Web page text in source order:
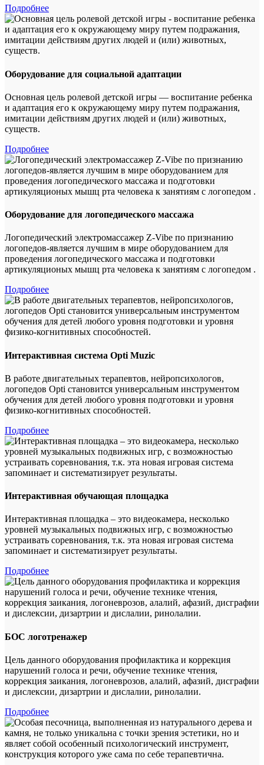
Подробнее
Оборудование для социальной адаптации
Основная цель ролевой детской игры — воспитание ребенка
и адаптация его к окружающему миру путем подражания,
имитации действиям других людей и (или) животных,
существ.
Подробнее
Оборудование для логопедического массажа
Логопедический электромассажер Z-Vibe по признанию
логопедов-является лучшим в мире оборудованием для
проведения логопедического массажа и подготовки
артикуляционых мышц рта человека к занятиям с логопедом .
Подробнее
Интерактивная система Opti Muzic
В работе двигательных терапевтов, нейропсихологов,
логопедов Opti становится универсальным инструментом
обучения для детей любого уровня подготовки и уровня
физико-когнитивных способностей.
Подробнее
Интерактивная обучающая площадка
Интерактивная площадка – это видеокамера, несколько
уровней музыкальных подвижных игр, с возможностью
устраивать соревнования, т.к. эта новая игровая система
запоминает и систематизирует результаты.
Подробнее
БОС логотренажер
Цель данного оборудования профилактика и коррекция
нарушений голоса и речи, обучение технике чтения,
коррекция заикания, логоневрозов, алалий, афазий, дисграфии
и дислексии, дизартрии и дислалии, ринолалии.
Подробнее